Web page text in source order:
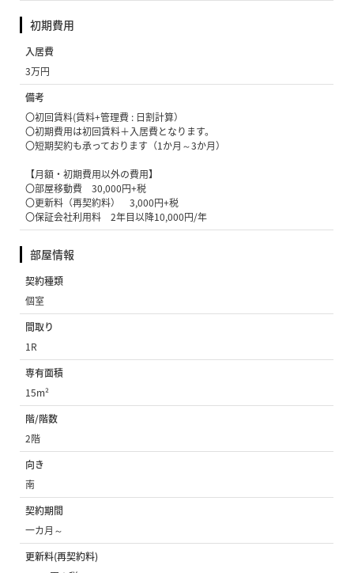
初期費用
入居費
3万円
備考
〇初回賃料(賃料+管理費 : 日割計算）
〇初期費用は初回賃料＋入居費となります。
〇短期契約も承っております（1か月～3か月）
【月額・初期費用以外の費用】
〇部屋移動費 30,000円+税
〇更新料（再契約料） 3,000円+税
〇保証会社利用料 2年目以降10,000円/年
部屋情報
契約種類
個室
間取り
1R
専有面積
15m²
階/階数
2階
向き
南
契約期間
一カ月～
更新料(再契約料)